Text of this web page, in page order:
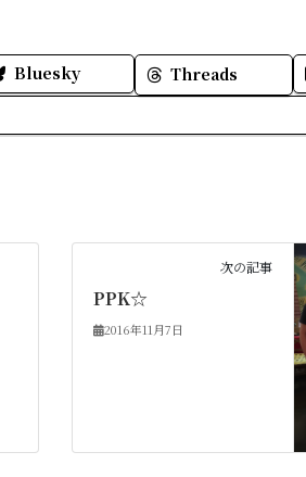
Bluesky Threads
次の記事
PPK☆
2016年11月7日